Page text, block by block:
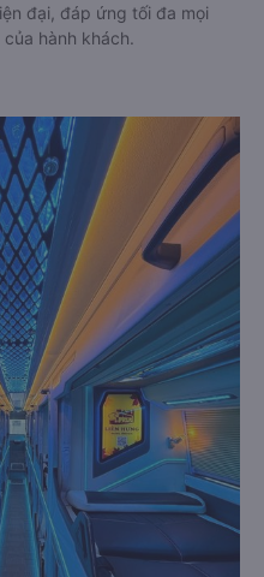
đại, đáp ứng tối đa mọi
hành khách.